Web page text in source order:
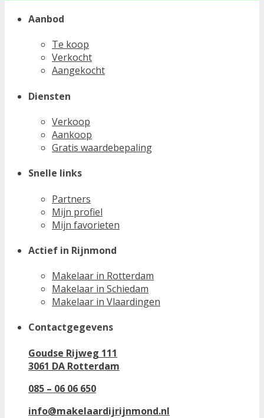
Aanbod
Te koop
Verkocht
Aangekocht
Diensten
Verkoop
Aankoop
Gratis waardebepaling
Snelle links
Partners
Mijn profiel
Mijn favorieten
Actief in Rijnmond
Makelaar in Rotterdam
Makelaar in Schiedam
Makelaar in Vlaardingen
Contactgegevens
Goudse Rijweg 111
3061 DA Rotterdam
085 – 06 06 650
info@makelaardijrijnmond.nl